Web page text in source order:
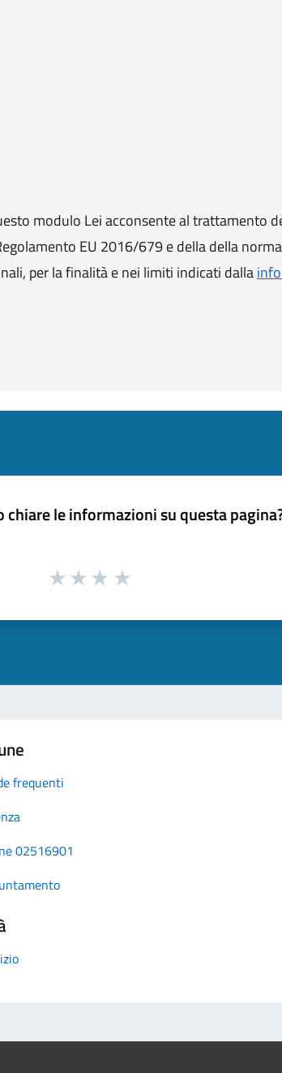
modulo Lei acconsente al trattamento
EU 2016/679 e della della
per la finalità e nei limiti indicati dalla
chiare le informazioni su questa
frequenti
02516901